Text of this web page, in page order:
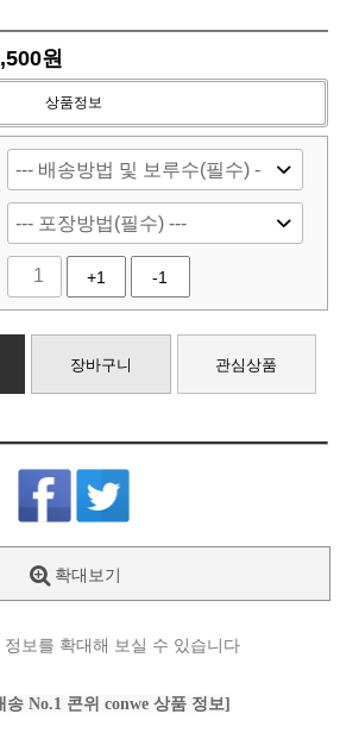
원
상품정보
+1 -1
장바구니 관심상품
확대보기
정보를 확대해 보실 수 있습니다
송 No.1 콘위 conwe 상품 정보]